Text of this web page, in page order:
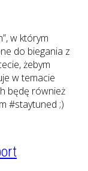
w którym
do biegania z
żebym
w temacie
będę również
#staytuned ;)